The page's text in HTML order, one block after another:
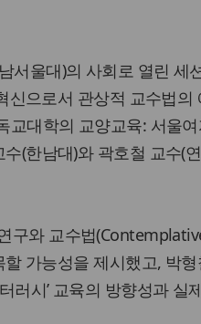
서울대)의 사회로 열린 세
신으로서 관상적 교수법의
교대학의 교양교육: 서울
(한남대)와 곽호철 교수(
구와 교수법
가능성을 제시했고, 박형
러시’ 교육의 방향성과 실